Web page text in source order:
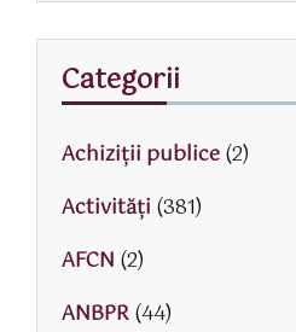
Categorii
Achiziții publice(2)
Activităţi (381)
AFCN (2)
ANBPR(44)